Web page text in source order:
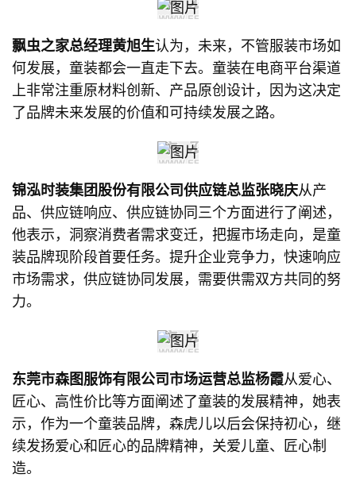
飘虫之家总经理黄旭生认为，未来，不管服装市场如
何发展，童装都会一直走下去。童装在电商平台渠道
上非常注重原材料创新、产品原创设计，因为这决定
了品牌未来发展的价值和可持续发展之路。
锦泓时装集团股份有限公司供应链总监张晓庆从产
品、供应链响应、供应链协同三个方面进行了阐述，
他表示，洞察消费者需求变迁，把握市场走向，是童
装品牌现阶段首要任务。提升企业竞争力，快速响应
市场需求，供应链协同发展，需要供需双方共同的努
力。
东莞市森图服饰有限公司市场运营总监杨霞从爱心、
匠心、高性价比等方面阐述了童装的发展精神，她表
示，作为一个童装品牌，森虎儿以后会保持初心，继
续发扬爱心和匠心的品牌精神，关爱儿童、匠心制
造。